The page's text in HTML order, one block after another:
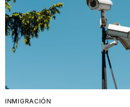
INMIGRACIÓN